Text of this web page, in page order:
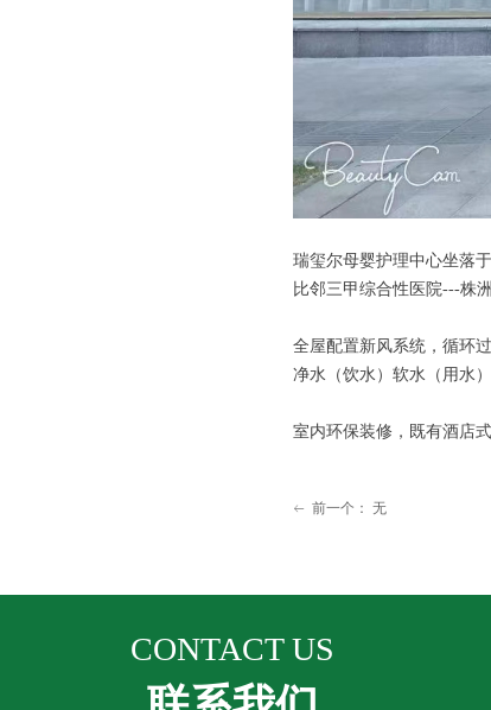
瑞玺尔母婴护理中心坐落
比邻三甲综合性医院---株
全屋配置新风系统，循环
净水（饮水）软水（用水）
室内环保装修，既有酒店
ꂃ 前一个： 无
CONTACT US